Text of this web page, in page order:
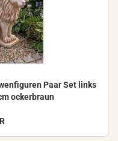
Paar Set links
ocker­braun